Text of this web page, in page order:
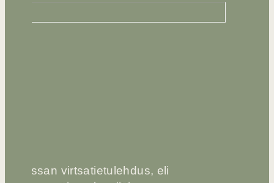
Kissan virtsatietulehdus, eli